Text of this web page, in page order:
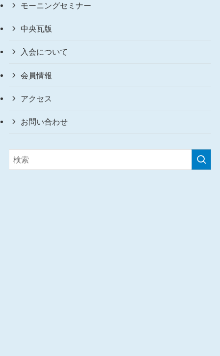
モーニングセミナー
中央瓦版
入会について
会員情報
アクセス
お問い合わせ